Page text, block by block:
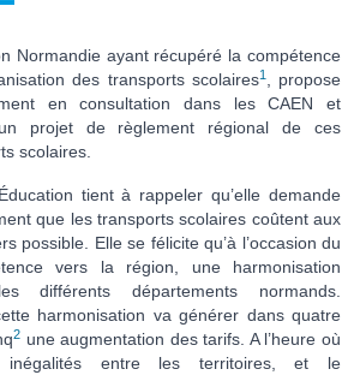
Normandie ayant récupéré la compétence
des transports scolaires1, propose
en consultation dans les CAEN et
projet de règlement régional de ces
scolaires.
tient à rappeler qu’elle demande
que les transports scolaires coûtent aux
possible. Elle se félicite qu’à l’occasion du
vers la région, une harmonisation
différents départements normands.
harmonisation va générer dans quatre
2 une augmentation des tarifs. A l’heure où
entre les territoires, et le